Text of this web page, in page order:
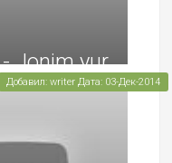
Jonim yur
Добавил: writer Дата: 03-Дек-2014